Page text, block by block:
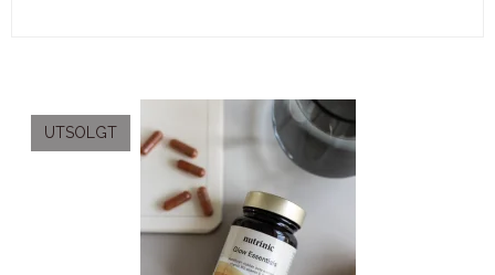
UTSOLGT